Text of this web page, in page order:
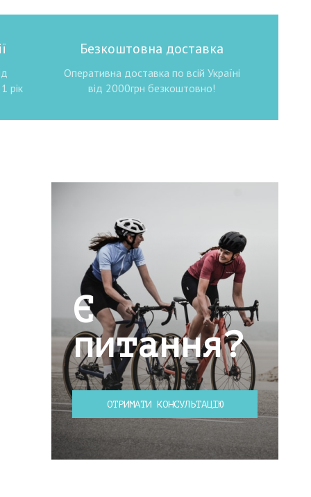
рік
Безкоштовна доставка
Оперативна доставка по всій Україні
від 2000грн безкоштовно!
Є
питання?
ОТРИМАТИ КОНСУЛЬТАЦІЮ